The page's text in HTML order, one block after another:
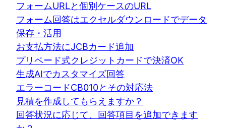
フォームURLと個別ケースのURL
フォーム回答はエクセルダウンロードでデータ
保存・活用
お支払方法にJCBカード追加
プリペード式クレジットカードで決済OK
生成AIでカスタマイズ回答
エラーコードCB010とその対応法
見積を作成してもらえますか？
回答状況に応じて、回答項目を追加できます